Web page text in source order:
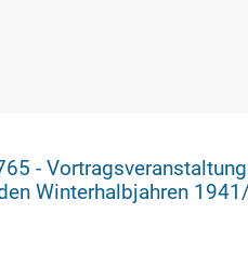
Winterhalbjahren